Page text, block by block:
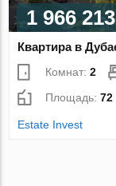
1 966
Квартира в
Комнат:2
Площадь:72
Estate Invest